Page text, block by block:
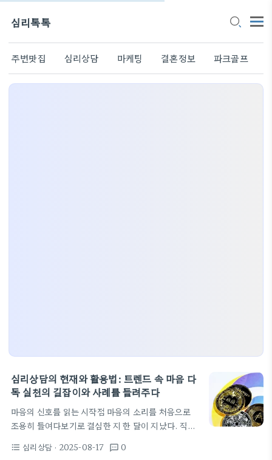
심리톡톡
주변맛집 심리상담 마케팅 결혼정보 파크골프
심리상담의 현재와 활용법: 트렌드 속 마음 다
독 실천의 길잡이와 사례를 들려주다
마음의 신호를 읽는 시작점 마음의 소리를 처음으로
조용히 들여다보기로 결심한 지 한 달이 지났다. 직장
수면은 얕아지고 집중력은 흐려졌다. 가진 것이라곤
format_list_bulleted 심리상담 · 2025-08-17 textsms 0